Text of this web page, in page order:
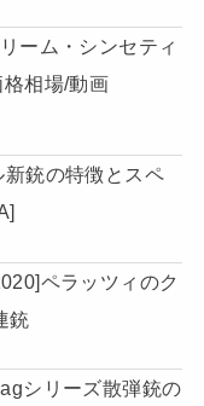
ーム・シンセティ
相場/動画
銃の特徴とスペ
ペラッツィのク
銃
シリーズ散弾銃の